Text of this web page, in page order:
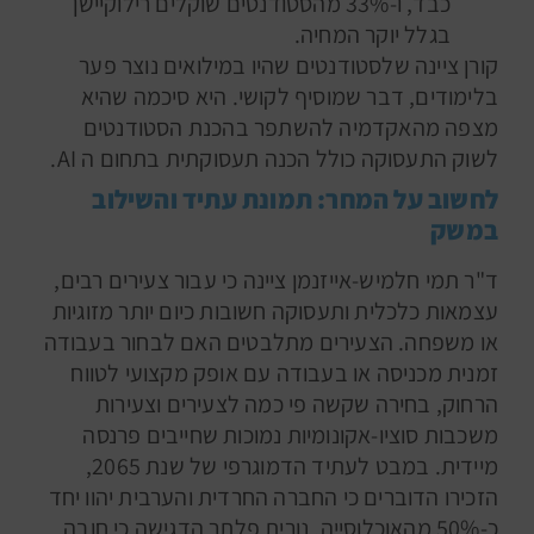
בגלל יוקר המחיה.
קורן ציינה שלסטודנטים שהיו במילואים נוצר פער
בלימודים, דבר שמוסיף לקושי. היא סיכמה שהיא
מצפה מהאקדמיה להשתפר בהכנת הסטודנטים
לשוק התעסוקה כולל הכנה תעסוקתית בתחום ה AI.
לחשוב על המחר: תמונת עתיד והשילוב
במשק
ד"ר תמי חלמיש-אייזנמן ציינה כי עבור צעירים רבים,
עצמאות כלכלית ותעסוקה חשובות כיום יותר מזוגיות
או משפחה. הצעירים מתלבטים האם לבחור בעבודה
זמנית מכניסה או בעבודה עם אופק מקצועי לטווח
הרחוק, בחירה שקשה פי כמה לצעירים וצעירות
משכבות סוציו-אקונומיות נמוכות שחייבים פרנסה
מיידית.
במבט לעתיד הדמוגרפי של שנת 2065,
הזכירו הדוברים כי החברה החרדית והערבית יהוו יחד